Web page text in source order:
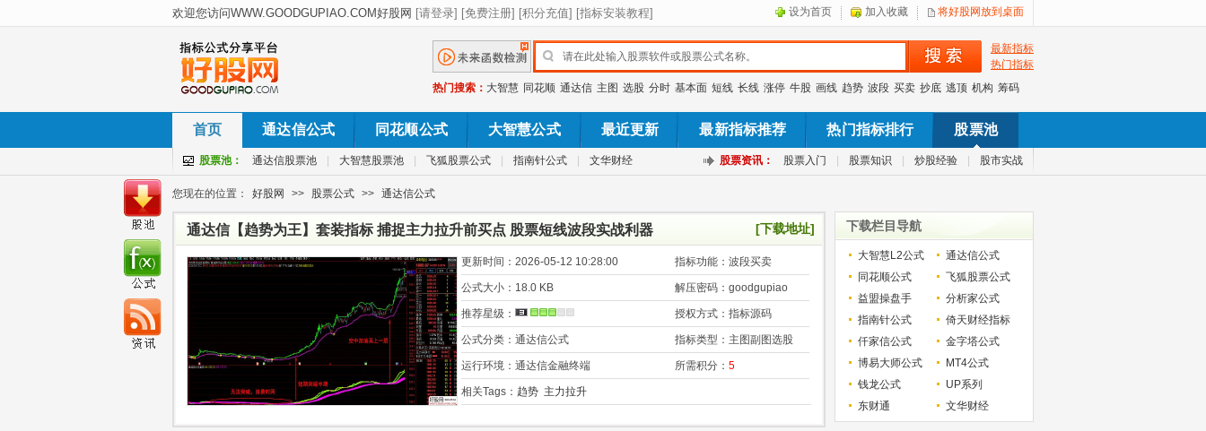
设为首页 加入收藏 将好股网放到桌面
最新指标
热门指标
热门搜索： 大智慧 同花顺 通达信 主图 选股 分时 基本面 短线 长线 涨停 牛股 画线 趋势 波段 买卖 抄底 逃顶 机构 筹码
首页 通达信公式 同花顺公式 大智慧公式 最近更新 最新指标推荐 热门指标排行 股票池
股票池： 通达信股票池 大智慧股票池 飞狐股票公式 指南针公式 文华财经 股票资讯： 股票入门 股票知识 炒股经验 股市实战
您现在的位置： 好股网 >> 股票公式 >> 通达信公式
通达信【趋势为王】套装指标 捕捉主力拉升前买点 股票短线波段实战利器 [下载地址]
更新时间： 2026-05-12 10:28:00 指标功能： 波段买卖
公式大小： 18.0 KB 解压密码： goodgupiao
推荐星级： 授权方式： 指标源码
公式分类： 通达信公式 指标类型： 主图副图选股
运行环境： 通达信金融终端 所需积分： 5
相关Tags： 趋势 主力拉升
下载栏目导航
大智慧L2公式
通达信公式
同花顺公式
飞狐股票公式
益盟操盘手
分析家公式
指南针公式
倚天财经指标
仟家信公式
金字塔公式
博易大师公式
MT4公式
钱龙公式
UP系列
东财通
文华财经